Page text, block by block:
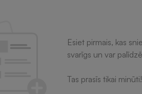
Esiet pirmais, kas
svarīgs un var
Tas prasīs tikai minūti!